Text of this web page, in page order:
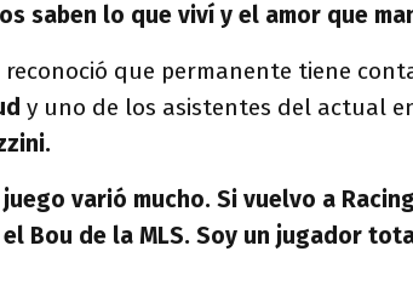
saben lo que viví y el amor que
reconoció que permanente tiene
y uno de los asistentes del actual
juego varió mucho. Si vuelvo a
Bou de la MLS. Soy un jugador